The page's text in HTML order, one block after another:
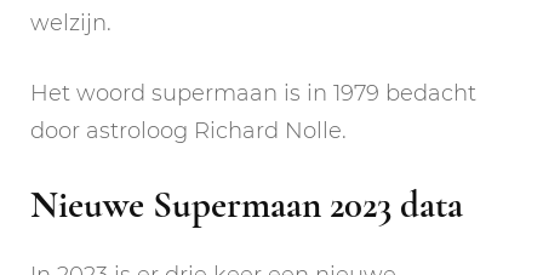
welzijn.
Het woord supermaan is in 1979 bedacht
door astroloog Richard Nolle.
Nieuwe Supermaan 2023 data